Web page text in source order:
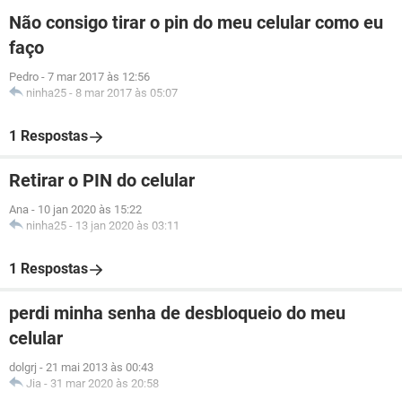
Não consigo tirar o pin do meu celular como eu
faço
Pedro - 7 mar 2017 às 12:56
ninha25 - 8 mar 2017 às 05:07
1 Respostas
Retirar o PIN do celular
Ana - 10 jan 2020 às 15:22
ninha25 - 13 jan 2020 às 03:11
1 Respostas
perdi minha senha de desbloqueio do meu
celular
dolgrj - 21 mai 2013 às 00:43
Jia - 31 mar 2020 às 20:58